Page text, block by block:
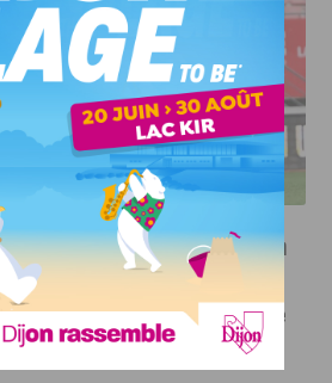
SEREINE AVANT LE GRAND
SPORT
le tour de la Côte-d’Or à vélo en
trois jours : le défi de Victor Bosoni
2026
que s’apprête à relever l’ultra-cycliste
Bosoni est simple : parcourir 571...